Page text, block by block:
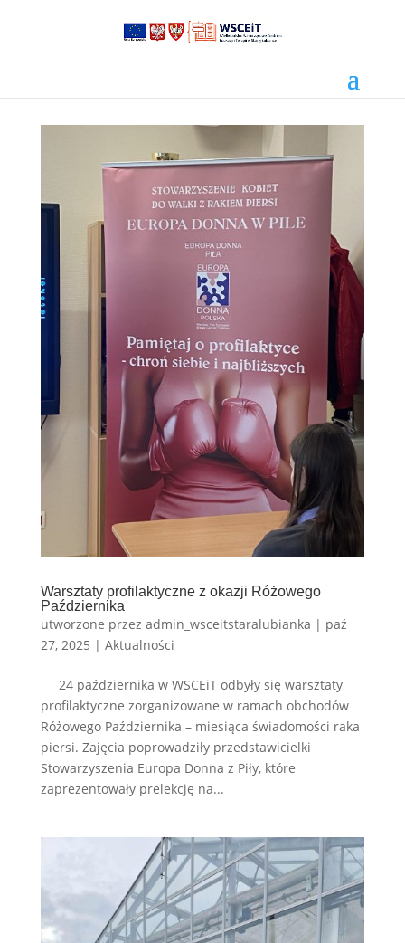
Warsztaty profilaktyczne z okazji Różowego
Października
utworzone przez admin_wsceitstaralubianka | paź
27, 2025 | Aktualności
24 października w WSCEiT odbyły się warsztaty
profilaktyczne zorganizowane w ramach obchodów
Różowego Października – miesiąca świadomości raka
piersi. Zajęcia poprowadziły przedstawicielki
Stowarzyszenia Europa Donna z Piły, które
zaprezentowały prelekcję na...